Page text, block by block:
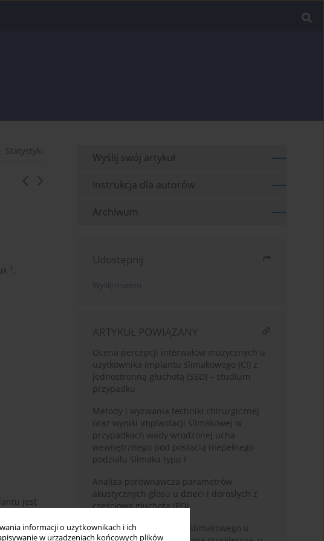
informacji o użytkownikach i ich
w urządzeniach końcowych plików
Statystyki
1 ,
jest
i
Wyślij swój artykuł
Instrukcja dla autorów
Archiwum
Udostępnij
Wyślij mailem
ARTYKUŁ POWIĄZANY
Ocena percepcji interwałów muzycznych u
użytkownika implantu ślimakowego (CI) z
jednostronną głuchotą (SSD) – studium
przypadku
Metody i wyzwania techniki chirurgicznej
oraz wyniki implantacji ślimakowej w
przypadkach wady wrodzonej ucha
wewnętrznego pod postacią niepełnego
podziału ślimaka typu I
Analiza porównawcza parametrów
akustycznych głosu u dzieci i dorosłych z
częściową głuchotą (PD)
Zastosowanie implantu ślimakowego u